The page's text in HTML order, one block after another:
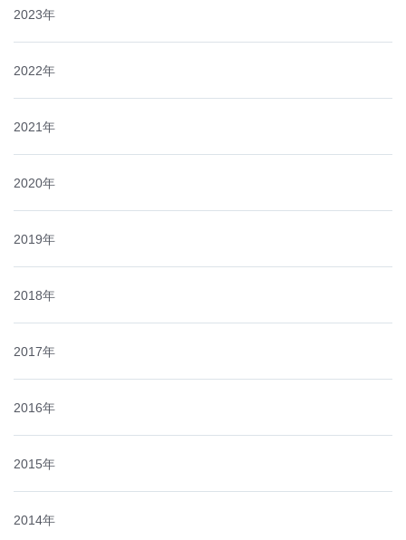
2023年
2022年
2021年
2020年
2019年
2018年
2017年
2016年
2015年
2014年